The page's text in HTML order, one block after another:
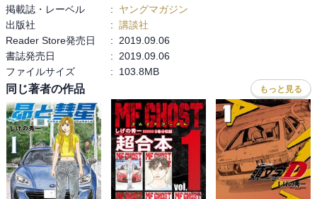
掲載誌・レーベル
:
ヤングマガジン
出版社
: 講談社
Reader Store発売日
:
2019.09.06
書誌発売日
:
2019.09.06
ファイルサイズ
: 103.8MB
同じ著者の作品 もっと見る